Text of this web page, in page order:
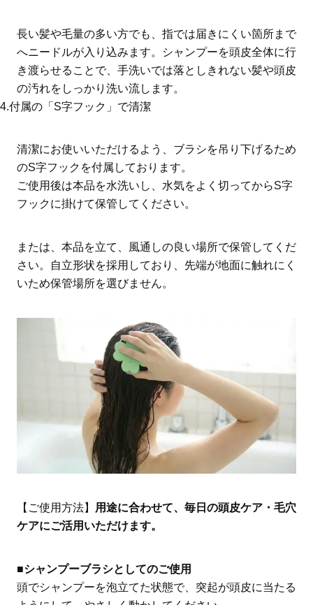
長い髪や毛量の多い方でも、指では届きにくい箇所まで
へニードルが入り込みます。シャンプーを頭皮全体に行
き渡らせることで、手洗いでは落としきれない髪や頭皮
の汚れをしっかり洗い流します。
4.付属の「S字フック」で清潔
清潔にお使いいただけるよう、ブラシを吊り下げるため
のS字フックを付属しております。
ご使用後は本品を水洗いし、水気をよく切ってからS字
フックに掛けて保管してください。
または、本品を立て、風通しの良い場所で保管してくだ
さい。自立形状を採用しており、先端が地面に触れにく
いため保管場所を選びません。
【ご使用方法】
用途に合わせて、毎日の頭皮ケア・毛穴
ケアにご活用いただけます。
■シャンプーブラシとしてのご使用
頭でシャンプーを泡立てた状態で、突起が頭皮に当たる